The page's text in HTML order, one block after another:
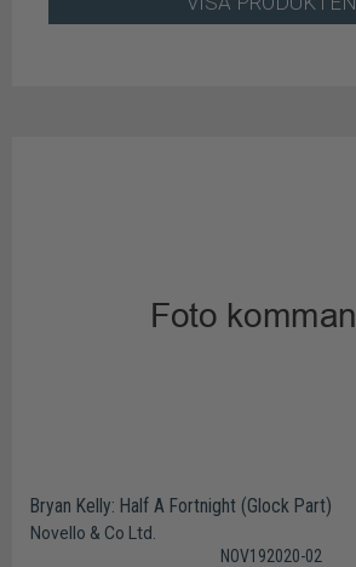
Bryan Kelly: Half A Fortnight (Glock Part)
Novello & Co Ltd.
NOV192020-02